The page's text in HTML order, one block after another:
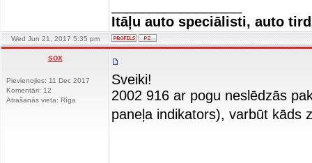
Itāļu auto speciālisti, auto
Wed Jun 21, 2017 5:35 pm
sox
Pievienojies: 11 Dec 2017
Komentāri: 12
Atrašanās vieta: Rīga
Sveiki!
2002 916 ar pogu neslēdzās
paneļa indikators), varbūt